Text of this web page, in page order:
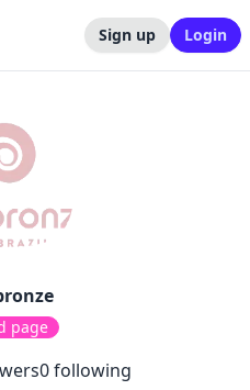
Sign up Login
page
0following